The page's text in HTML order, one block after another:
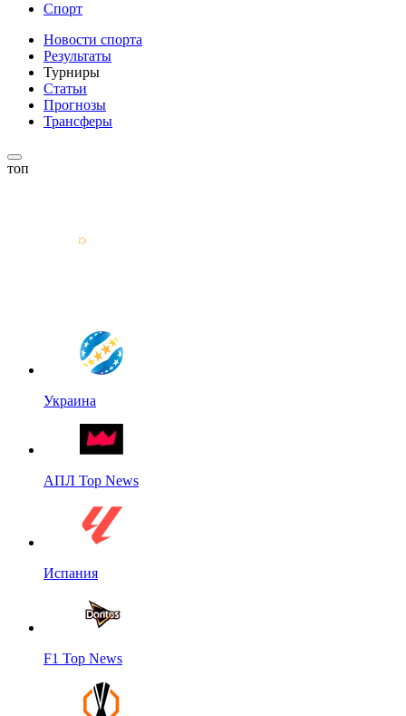
Спорт
Новости спорта
Результаты
Турниры
Статьи
Прогнозы
Трансферы
топ
Украина
АПЛ Top News
Испания
F1 Top News